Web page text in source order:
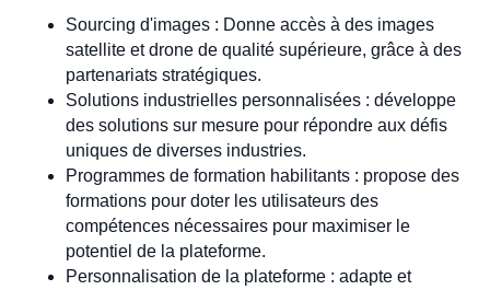
Sourcing d'images : Donne accès à des images
satellite et drone de qualité supérieure, grâce à des
partenariats stratégiques.
Solutions industrielles personnalisées : développe
des solutions sur mesure pour répondre aux défis
uniques de diverses industries.
Programmes de formation habilitants : propose des
formations pour doter les utilisateurs des
compétences nécessaires pour maximiser le
potentiel de la plateforme.
Personnalisation de la plateforme : adapte et